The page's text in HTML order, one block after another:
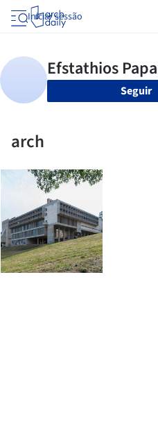
Iniciar sessão
Seguir
arch